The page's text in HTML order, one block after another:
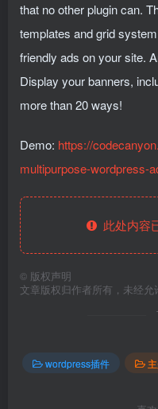
that no other plugin can.
templates and grid
friendly ads on your site.
Display your banners,
more than 20 ways!
Demo: https://
multipurpose-wordpress-
此处内容
© 版权声明
文章版权归作者所有，未经允
wordpress插件